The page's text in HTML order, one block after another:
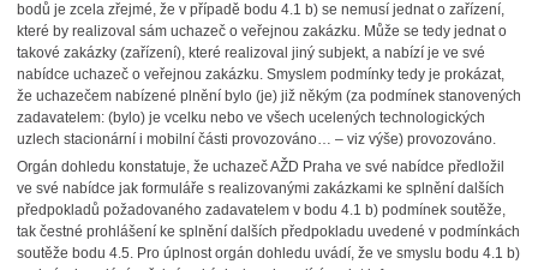
bodů je zcela zřejmé, že v případě bodu 4.1 b) se nemusí jednat o zařízení,
které by realizoval sám uchazeč o veřejnou zakázku. Může se tedy jednat o
takové zakázky (zařízení), které realizoval jiný subjekt, a nabízí je ve své
nabídce uchazeč o veřejnou zakázku. Smyslem podmínky tedy je prokázat,
že uchazečem nabízené plnění bylo (je) již někým (za podmínek stanovených
zadavatelem: (bylo) je vcelku nebo ve všech ucelených technologických
uzlech stacionární i mobilní části provozováno… – viz výše) provozováno.
Orgán dohledu konstatuje, že uchazeč AŽD Praha ve své nabídce předložil
ve své nabídce jak formuláře s realizovanými zakázkami ke splnění dalších
předpokladů požadovaného zadavatelem v bodu 4.1 b) podmínek soutěže,
tak čestné prohlášení ke splnění dalších předpokladu uvedené v podmínkách
soutěže bodu 4.5. Pro úplnost orgán dohledu uvádí, že ve smyslu bodu 4.1 b)